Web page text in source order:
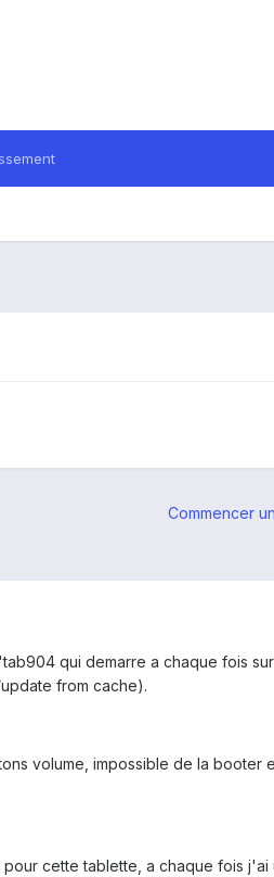
Commencer
qui demarre a chaque fois
from cache).
volume, impossible de la booter
cette tablette, a chaque fois